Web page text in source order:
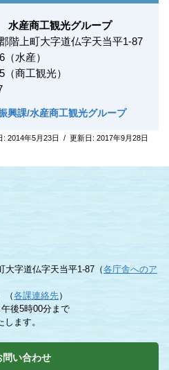
産商工観光グループ
階上町大字道仏字天当平1-87
水産）
商工観光）
興課/水産商工観光グループ
: 2014年5月23日 / 更新日: 2017年9月28日
字道仏字天当平1-87（各庁舎へのア
（各課連絡先）
後5時00分まで
ます。
問い合わせ